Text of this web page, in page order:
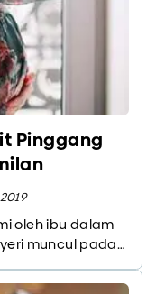
Pinggang
oleh ibu dalam
muncul pada